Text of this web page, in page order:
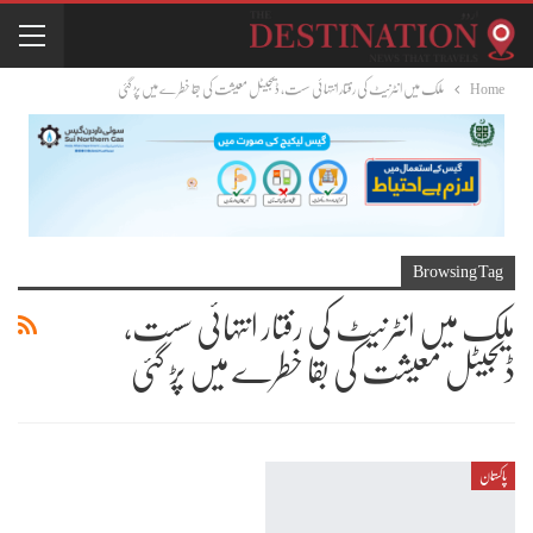
Home ملک میں انٹرنیٹ کی رفتار انتہائی سست، ڈیجیٹل معیشت کی بقا خطرے میں پڑ گئی
Browsing Tag
ملک میں انٹرنیٹ کی رفتار انتہائی سست،
ڈیجیٹل معیشت کی بقا خطرے میں پڑ گئی
پاکستان